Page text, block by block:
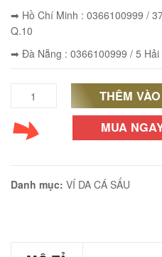
➡ Hồ Chí Minh : 0366100999 /
Q.10
➡ Đà Nẵng : 0366100999 / 5 Hải
da
THÊM
MUA
Danh mục: VÍ DA CÁ SẤU
Jeep giá rẻ 04